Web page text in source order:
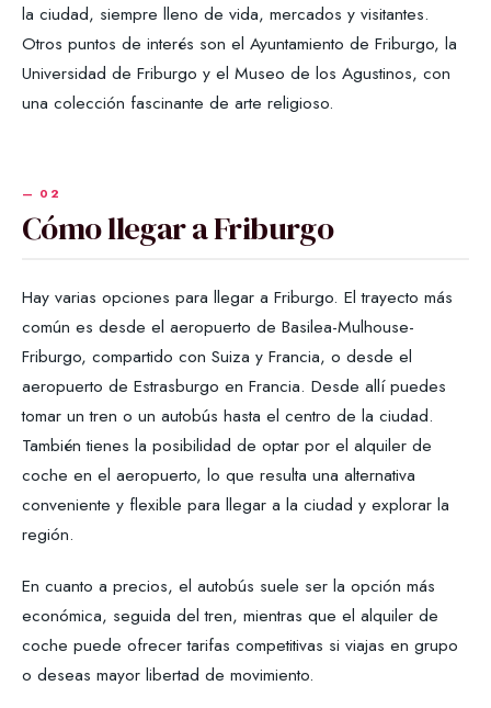
la ciudad, siempre lleno de vida, mercados y visitantes.
Otros puntos de interés son el Ayuntamiento de Friburgo, la
Universidad de Friburgo y el Museo de los Agustinos, con
una colección fascinante de arte religioso.
Cómo llegar a Friburgo
Hay varias opciones para llegar a Friburgo. El trayecto más
común es desde el aeropuerto de Basilea-Mulhouse-
Friburgo, compartido con Suiza y Francia, o desde el
aeropuerto de Estrasburgo en Francia. Desde allí puedes
tomar un tren o un autobús hasta el centro de la ciudad.
También tienes la posibilidad de optar por el alquiler de
coche en el aeropuerto, lo que resulta una alternativa
conveniente y flexible para llegar a la ciudad y explorar la
región.
En cuanto a precios, el autobús suele ser la opción más
económica, seguida del tren, mientras que el alquiler de
coche puede ofrecer tarifas competitivas si viajas en grupo
o deseas mayor libertad de movimiento.